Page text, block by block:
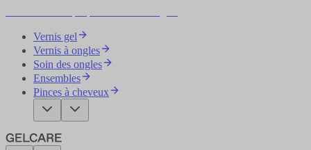
Vernis gel
Vernis à ongles
Soin des ongles
Ensembles
Pinces à cheveux